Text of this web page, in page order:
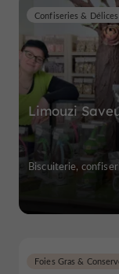
Limouzi
Confiseries &
Biscuiterie,
Foies Gras &